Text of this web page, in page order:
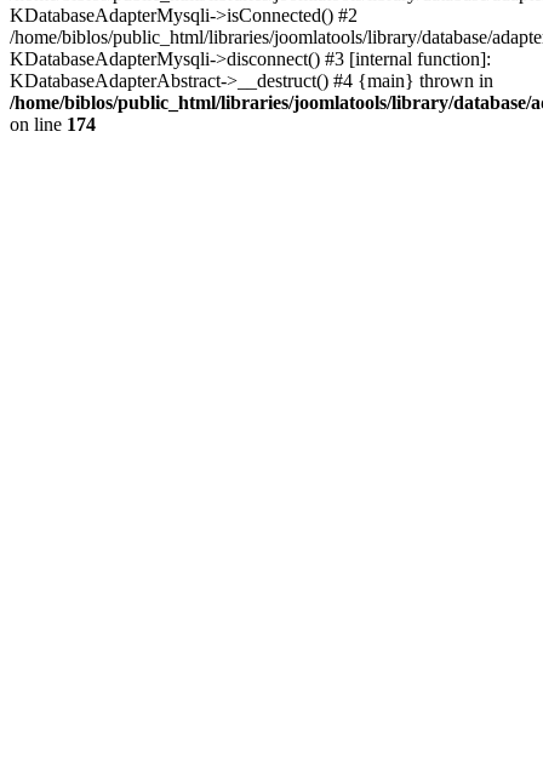
KDatabaseAdapterMysqli->isConnected() #2
/home/biblos/public_html/libraries/joomlatools/library/database/
KDatabaseAdapterMysqli->disconnect() #3 [internal function]:
KDatabaseAdapterAbstract->__destruct() #4 {main} thrown in
/home/biblos/public_html/libraries/joomlatools/library/database/
on line 174